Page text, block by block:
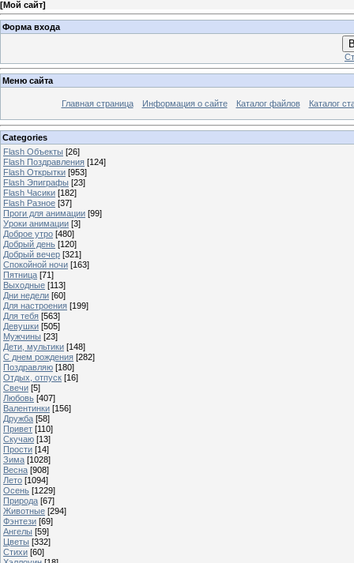
[Мой сайт]
Форма входа
Меню сайта
Главная страница Информация о сайте Каталог файлов Каталог
Categories
Flash Объекты [26]
Flash Поздравления [124]
Flash Открытки [953]
Flash Эпиграфы [23]
Flash Часики [182]
Flash Разное [37]
Проги для анимации [99]
Уроки анимации [3]
Доброе утро [480]
Добрый день [120]
Добрый вечер [321]
Спокойной ночи [163]
Пятница [71]
Выходные [113]
Дни недели [60]
Для настроения [199]
Для тебя [563]
Девушки [505]
Мужчины [23]
Дети, мультики [148]
С днем рождения [282]
Поздравляю [180]
Отдых, отпуск [16]
Свечи [5]
Любовь [407]
Валентинки [156]
Дружба [58]
Привет [110]
Скучаю [13]
Прости [14]
Зима [1028]
Весна [908]
Лето [1094]
Осень [1229]
Природа [67]
Животные [294]
Фэнтези [69]
Ангелы [59]
Цветы [332]
Стихи [60]